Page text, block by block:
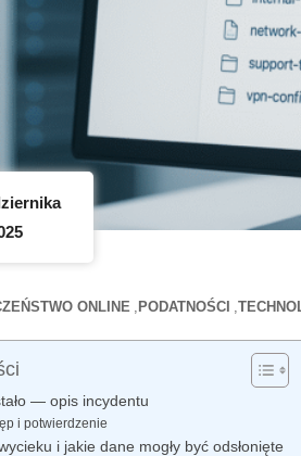
ONLINE PODATNOŚCI
— opis incydentu
i potwierdzenie
i jakie dane mogły być odsłonięte